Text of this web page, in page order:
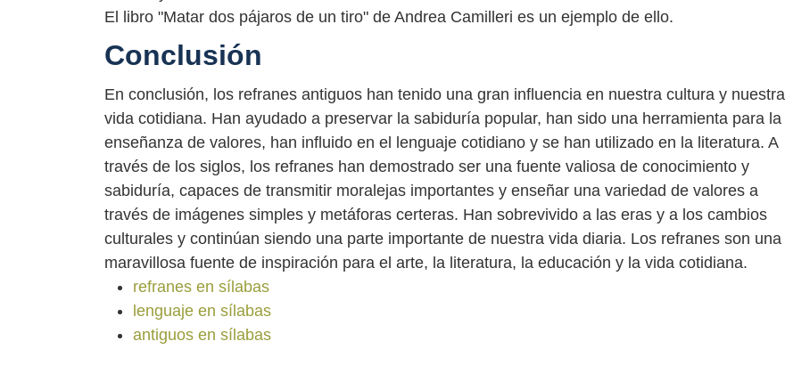
El libro "Matar dos pájaros de un tiro" de Andrea Camilleri es un ejemplo de ello.
Conclusión
En conclusión, los refranes antiguos han tenido una gran influencia en nuestra cultura y nuestra
vida cotidiana. Han ayudado a preservar la sabiduría popular, han sido una herramienta para la
enseñanza de valores, han influido en el lenguaje cotidiano y se han utilizado en la literatura. A
través de los siglos, los refranes han demostrado ser una fuente valiosa de conocimiento y
sabiduría, capaces de transmitir moralejas importantes y enseñar una variedad de valores a
través de imágenes simples y metáforas certeras. Han sobrevivido a las eras y a los cambios
culturales y continúan siendo una parte importante de nuestra vida diaria. Los refranes son una
maravillosa fuente de inspiración para el arte, la literatura, la educación y la vida cotidiana.
refranes en sílabas
lenguaje en sílabas
antiguos en sílabas